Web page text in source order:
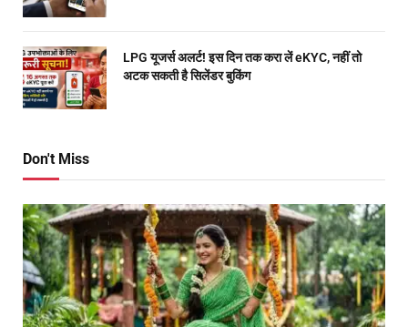
LPG यूजर्स अलर्ट! इस दिन तक करा लें eKYC, नहीं तो
अटक सकती है सिलेंडर बुकिंग
Don't Miss